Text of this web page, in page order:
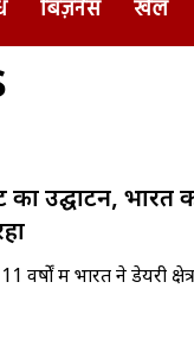
बिज़नेस खेल
उद्घाटन, भारत
वर्षों में भारत ने डेयरी